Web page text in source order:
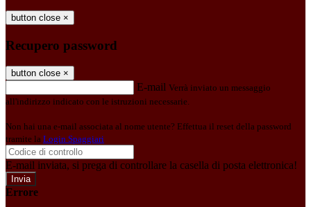
button close ×
Recupero password
button close ×
E-mail Verrà inviato un messaggio
all'indirizzo indicato con le istruzioni necessarie.
Non hai una e-mail associata al nome utente? Effettua il reset della password
tramite la Login Spaggiari
E-mail inviata, si prega di controllare la casella di posta elettronica!
Errore